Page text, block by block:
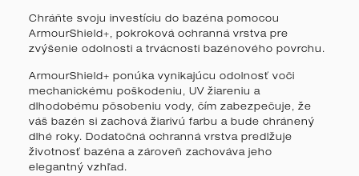
Chráňte svoju investíciu do bazéna pomocou
ArmourShield+, pokroková ochranná vrstva pre
zvýšenie odolnosti a trvácnosti bazénového povrchu.
ArmourShield+ ponúka vynikajúcu odolnosť voči
mechanickému poškodeniu, UV žiareniu a
dlhodobému pôsobeniu vody, čím zabezpečuje, že
váš bazén si zachová žiarivú farbu a bude chránený
dlhé roky. Dodatočná ochranná vrstva predlžuje
životnosť bazéna a zároveň zachováva jeho
elegantný vzhľad.